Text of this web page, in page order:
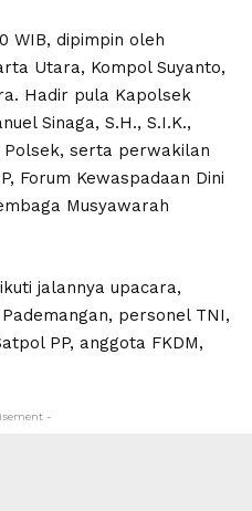
WIB, dipimpin oleh
Utara, Kompol Suyanto,
Hadir pula Kapolsek
Sinaga, S.H., S.I.K.,
serta perwakilan
Forum Kewaspadaan Dini
Musyawarah
jalannya upacara,
personel TNI,
PP, anggota FKDM,
-